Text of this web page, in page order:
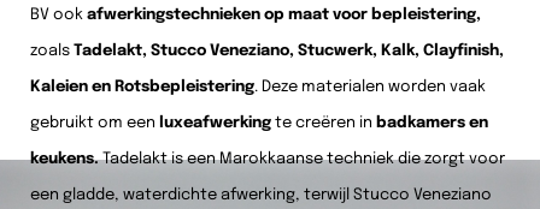
BV ook afwerkingstechnieken op maat voor bepleistering,
zoals Tadelakt, Stucco Veneziano, Stucwerk, Kalk, Clayfinish,
Kaleien en Rotsbepleistering. Deze materialen worden vaak
gebruikt om een luxeafwerking te creëren in badkamers en
keukens.Tadelakt is een Marokkaanse techniek die zorgt voor
een gladde, waterdichte afwerking, terwijl Stucco Veneziano